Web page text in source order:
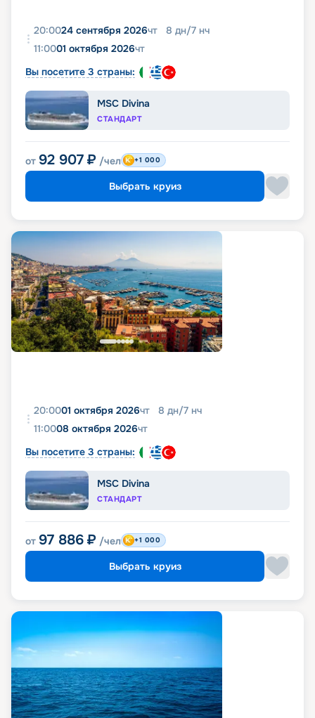
20:0024 сентября 2026чт 8 дн/7 нч
11:0001 октября 2026чт
Вы посетите 3 страны:
MSC Divina
СТАНДАРТ
от 92 907 ₽ /чел +1 000
Выбрать круиз
20:0001 октября 2026чт 8 дн/7 нч
11:0008 октября 2026чт
Вы посетите 3 страны:
MSC Divina
СТАНДАРТ
от 97 886 ₽ /чел +1 000
Выбрать круиз